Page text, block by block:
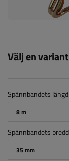
Välj en variant
Spännbandets längd
8 m
Spännbandets bredd
35 mm